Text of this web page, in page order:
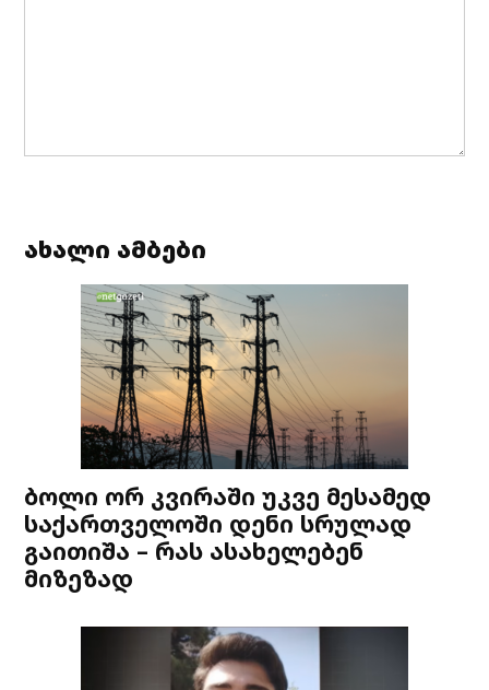
ახალი ამბები
ბოლი ორ კვირაში უკვე მესამედ
საქართველოში დენი სრულად
გაითიშა – რას ასახელებენ
მიზეზად